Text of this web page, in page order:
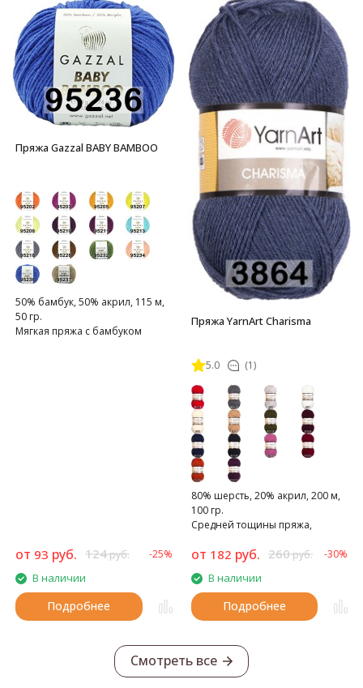
Пряжа Gazzal BABY BAMBOO
50% бамбук, 50% акрил, 115 м,
50 гр.
Мягкая пряжа с бамбуком
от 93 руб. 124руб. -25%
В наличии
Подробнее
Пряжа YarnArt Charisma
5.0 (1)
80% шерсть, 20% акрил, 200 м,
100 гр.
Средней тощины пряжа,
от 182 руб. 260руб. -30%
В наличии
Подробнее
Смотреть все